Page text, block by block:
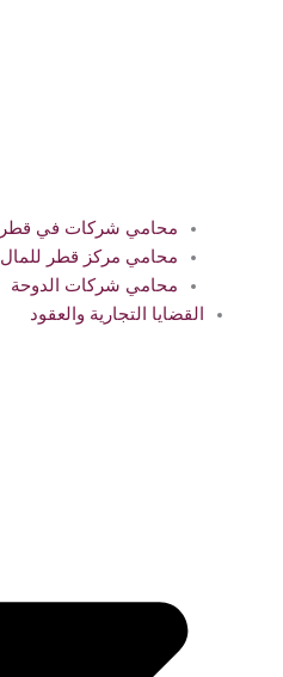
محامي شركات في قطر
محامي مركز قطر للمال
محامي شركات الدوحة
القضايا التجارية والعقود